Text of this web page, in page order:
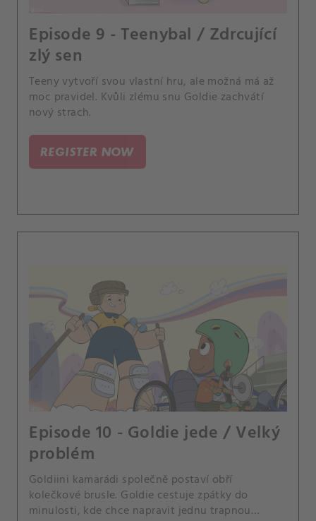
Episode 9 - Teenybal / Zdrcující
zlý sen
Teeny vytvoří svou vlastní hru, ale možná má až
moc pravidel. Kvůli zlému snu Goldie zachvátí
nový strach.
REGISTER NOW
Episode 10 - Goldie jede / Velký
problém
Goldiini kamarádi společně postaví obří
kolečkové brusle. Goldie cestuje zpátky do
minulosti, kde chce napravit jednu trapnou